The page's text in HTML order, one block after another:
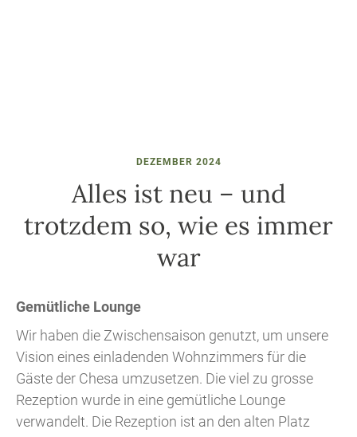
DEZEMBER 2024
Alles ist neu – und
trotzdem so, wie es immer
war
Gemütliche Lounge
Wir haben die Zwischensaison genutzt, um unsere
Vision eines einladenden Wohnzimmers für die
Gäste der Chesa umzusetzen. Die viel zu grosse
Rezeption wurde in eine gemütliche Lounge
verwandelt. Die Rezeption ist an den alten Platz